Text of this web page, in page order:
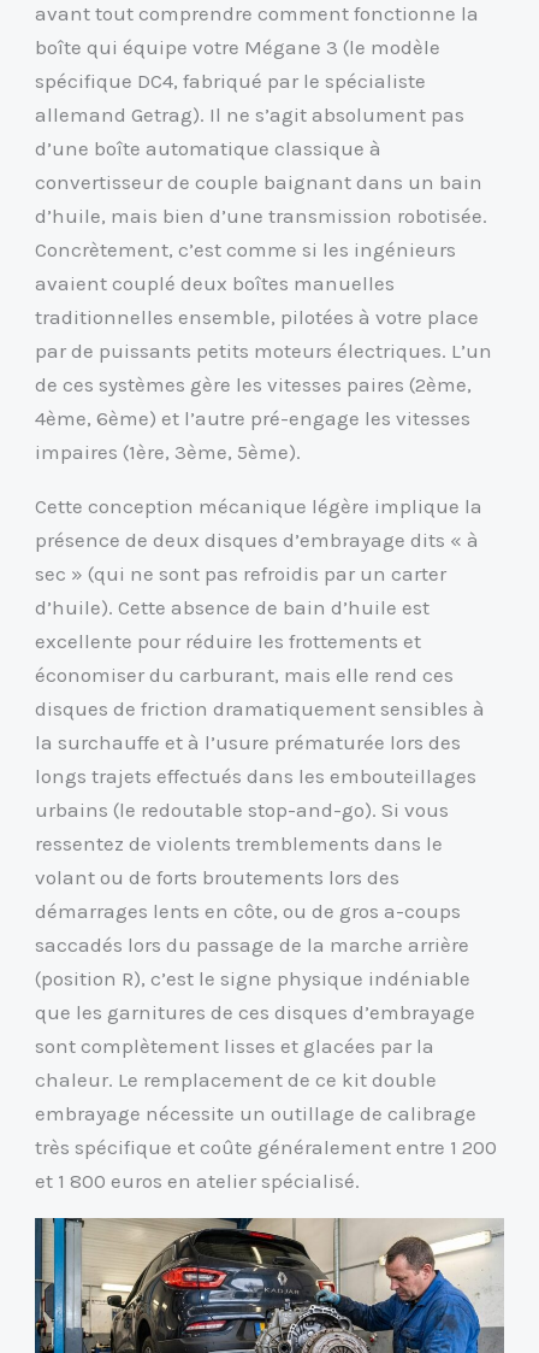
avant tout comprendre comment fonctionne la
boîte qui équipe votre Mégane 3 (le modèle
spécifique DC4, fabriqué par le spécialiste
allemand Getrag). Il ne s’agit absolument pas
d’une boîte automatique classique à
convertisseur de couple baignant dans un bain
d’huile, mais bien d’une transmission robotisée.
Concrètement, c’est comme si les ingénieurs
avaient couplé deux boîtes manuelles
traditionnelles ensemble, pilotées à votre place
par de puissants petits moteurs électriques. L’un
de ces systèmes gère les vitesses paires (2ème,
4ème, 6ème) et l’autre pré-engage les vitesses
impaires (1ère, 3ème, 5ème).
Cette conception mécanique légère implique la
présence de deux disques d’embrayage dits « à
sec » (qui ne sont pas refroidis par un carter
d’huile). Cette absence de bain d’huile est
excellente pour réduire les frottements et
économiser du carburant, mais elle rend ces
disques de friction dramatiquement sensibles à
la surchauffe et à l’usure prématurée lors des
longs trajets effectués dans les embouteillages
urbains (le redoutable stop-and-go). Si vous
ressentez de violents tremblements dans le
volant ou de forts broutements lors des
démarrages lents en côte, ou de gros a-coups
saccadés lors du passage de la marche arrière
(position R), c’est le signe physique indéniable
que les garnitures de ces disques d’embrayage
sont complètement lisses et glacées par la
chaleur. Le remplacement de ce kit double
embrayage nécessite un outillage de calibrage
très spécifique et coûte généralement entre 1 200
et 1 800 euros en atelier spécialisé.